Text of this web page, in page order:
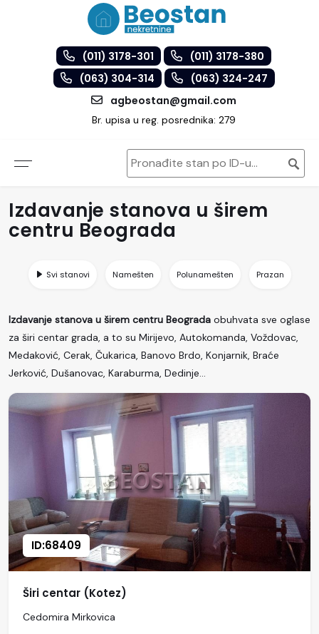
(011) 3178-301
(011) 3178-380
(063) 304-314
(063) 324-247
agbeostan@gmail.com
Br. upisa u reg. posrednika: 279
Izdavanje stanova u širem
centru Beograda
Svi stanovi Namešten Polunamešten Prazan
Izdavanje stanova u širem centru Beograda obuhvata sve oglase
za širi centar grada, a to su Mirijevo, Autokomanda, Voždovac,
Medaković, Cerak, Čukarica, Banovo Brdo, Konjarnik, Braće
Jerković, Dušanovac, Karaburma, Dedinje...
ID:68409
Širi centar (Kotez)
Cedomira Mirkovica